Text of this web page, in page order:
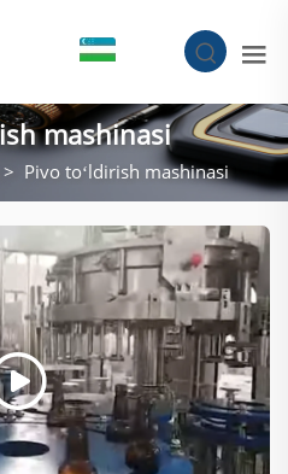
mashinasi
> Pivo toʻldirish mashinasi